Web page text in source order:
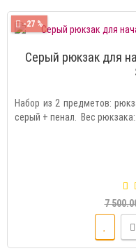
-27 %
Серый рюкзак для
Набор из 2 предметов:
серый + пенал. Вес
7